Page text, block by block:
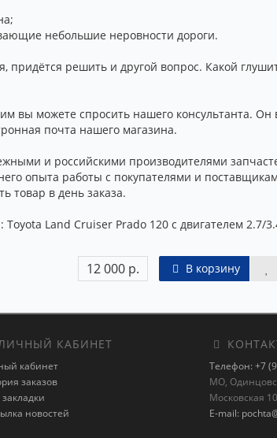
небольшие неровности дороги.
придётся решить и другой вопрос. Какой
можете спросить нашего консультанта. Он
почта нашего магазина.
и российскими производителями
опыта работы с покупателями и
товар в день заказа.
Toyota Land Cruiser Prado 120 с двигателем
12 000 р. В корзину
КАБИНЕТ
кабинет
заказов
новостей
Телефон: +7
МО,
Московская
E-mail: